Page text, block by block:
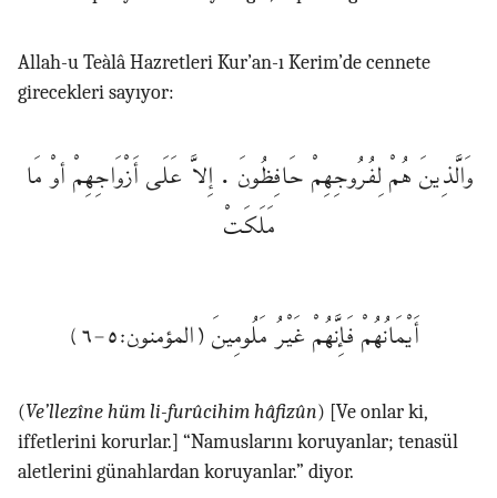
Allah-u Teàlâ Hazretleri Kur’an-ı Kerim’de cennete
girecekleri sayıyor:
وَالَّذِينَ هُمْ لِفُرُوجِهِمْ حَافِظُونَ . إِلَّا عَلَى أَزْوَاجِهِمْ أوْ مَا
مَلَكَتْ
أَيْمَانُهُمْ فَإِنَّهُمْ غَيْرُ مَلُومِينَ (المؤمنون:٥-٦)
(Ve’llezîne hüm li-furûcihim hâfizûn) [Ve onlar ki,
iffetlerini korurlar.] “Namuslarını koruyanlar; tenasül
aletlerini günahlardan koruyanlar.” diyor.